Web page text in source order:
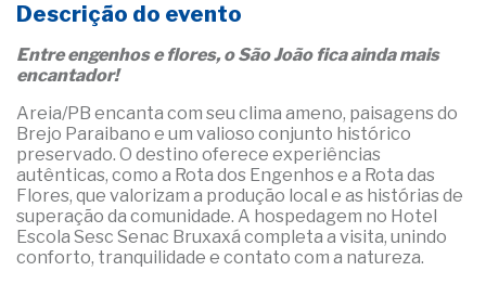
Descrição do evento
Entre engenhos e flores, o São João fica ainda mais
encantador!
Areia/PB encanta com seu clima ameno, paisagens do
Brejo Paraibano e um valioso conjunto histórico
preservado. O destino oferece experiências
autênticas, como a Rota dos Engenhos e a Rota das
Flores, que valorizam a produção local e as histórias de
superação da comunidade. A hospedagem no Hotel
Escola Sesc Senac Bruxaxá completa a visita, unindo
conforto, tranquilidade e contato com a natureza.